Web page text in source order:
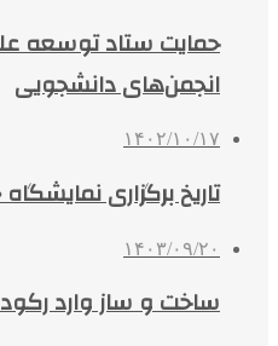
حمایت ستاد توسعه
انجمن‌های دانشجویی
۱۴۰۲/۱۰/۱۷
تاریخ برگزاری
۱۴۰۳/۰۹/۲۰
ساخت و ساز وارد